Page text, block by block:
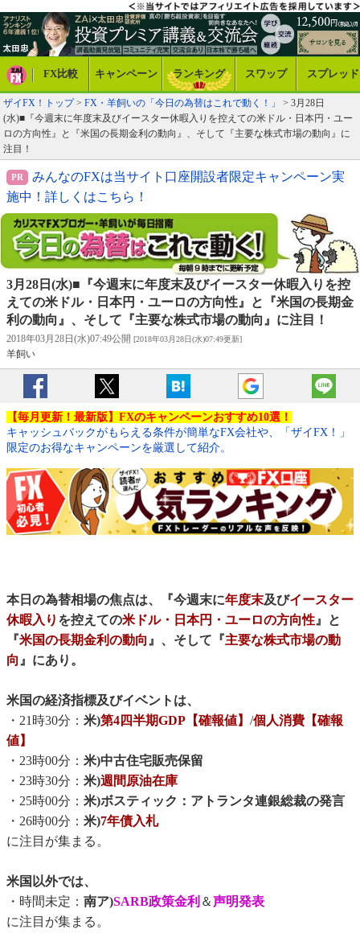
FX比較 キャンペーン ランキング スワップ スプレッド
ザイFX！トップ> FX・羊飼いの「今日の為替はこれで動く！」
> 3月28日
(水)■『今週末に年度末及びイースター休暇入りを控えての米ドル・日本円・ユー
ロの方向性』と『米国の長期金利の動向』、そして『主要な株式市場の動向』に
注目！
みんなのFXは当サイト口座開設者限定キャンペーン実
施中！詳しくはこちら！
3月28日(水)■『今週末に年度末及びイースター休暇入りを控
えての米ドル・日本円・ユーロの方向性』と『米国の長期金
利の動向』、そして『主要な株式市場の動向』に注目！
2018年03月28日(水)07:49公開 [2018年03月28日(水)07:49更新]
羊飼い
【毎月更新！最新版】FXのキャンペーンおすすめ10選！
キャッシュバックがもらえる条件が簡単なFX会社や、「ザイFX！」
限定のお得なキャンペーンを厳選して紹介。
本日の為替相場の焦点は、『今週末に年度末及びイースター
休暇入り を控えての米ドル・日本円・ユーロの方向性』と
『米国の長期金利の動向』、そして『主要な株式市場の動
向』にあり。
米国の経済指標及びイベントは、
・21時30分： 米)第4四半期GDP【確報値】 /個人消費【確報
値】
・23時00分： 米)中古住宅販売保留
・23時30分： 米)週間原油在庫
・25時00分： 米)ボスティック：アトランタ連銀総裁の発言
・26時00分： 米)7年債入札
に注目が集まる。
米国以外では、
・時間未定： 南ア)SARB政策金利 ＆声明発表
に注目が集まる。